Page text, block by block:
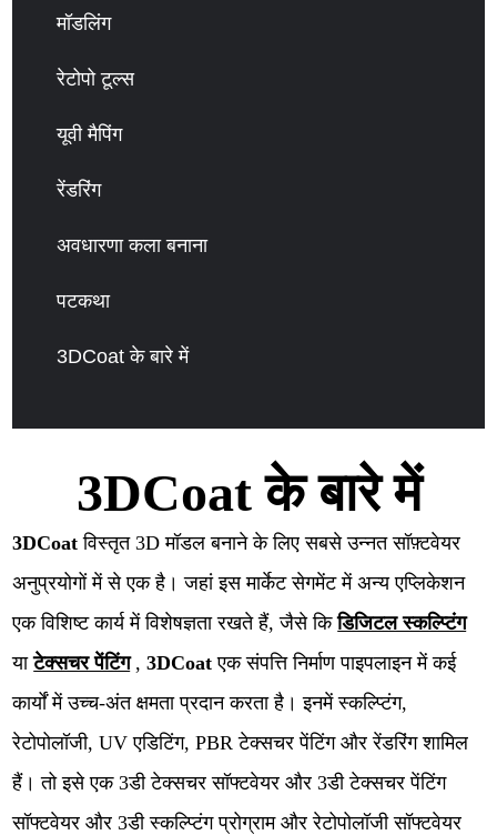
मॉडलिंग
रेटोपो टूल्स
यूवी मैपिंग
रेंडरिंग
अवधारणा कला बनाना
पटकथा
3DCoat के बारे में
3DCoat के बारे में
3DCoat विस्तृत 3D मॉडल बनाने के लिए सबसे उन्नत सॉफ़्टवेयर
अनुप्रयोगों में से एक है। जहां इस मार्केट सेगमेंट में अन्य एप्लिकेशन
एक विशिष्ट कार्य में विशेषज्ञता रखते हैं, जैसे किडिजिटल स्कल्प्टिंग
याटेक्सचर पेंटिंग,3DCoat एक संपत्ति निर्माण पाइपलाइन में कई
कार्यों में उच्च-अंत क्षमता प्रदान करता है। इनमें स्कल्प्टिंग,
रेटोपोलॉजी, UV एडिटिंग, PBR टेक्सचर पेंटिंग और रेंडरिंग शामिल
हैं। तो इसे एक 3डी टेक्सचर सॉफ्टवेयर और 3डी टेक्सचर पेंटिंग
सॉफ्टवेयर और 3डी स्कल्प्टिंग प्रोग्राम और रेटोपोलॉजी सॉफ्टवेयर